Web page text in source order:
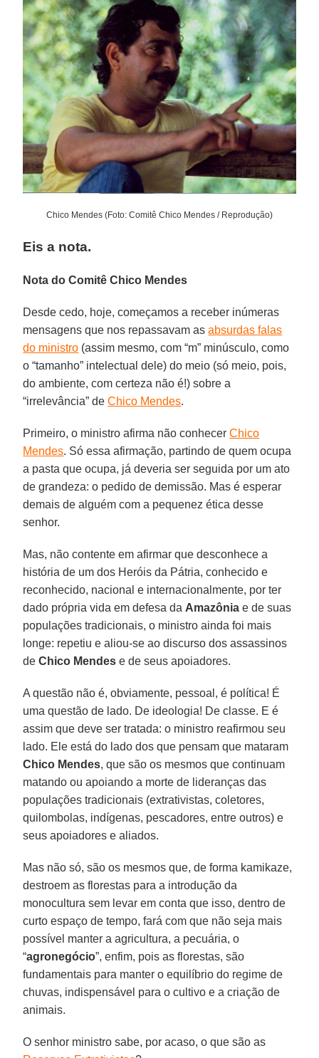
Chico Mendes (Foto: Comitê Chico Mendes / Reprodução)
Eis a nota.
Nota do Comitê Chico Mendes
Desde cedo, hoje, começamos a receber inúmeras
mensagens que nos repassavam asabsurdas falas
do ministro (assim mesmo, com “m” minúsculo, como
o “tamanho” intelectual dele) do meio (só meio, pois,
do ambiente, com certeza não é!) sobre a
“irrelevância” deChico Mendes.
Primeiro, o ministro afirma não conhecerChico
Mendes. Só essa afirmação, partindo de quem ocupa
a pasta que ocupa, já deveria ser seguida por um ato
de grandeza: o pedido de demissão. Mas é esperar
demais de alguém com a pequenez ética desse
senhor.
Mas, não contente em afirmar que desconhece a
história de um dos Heróis da Pátria, conhecido e
reconhecido, nacional e internacionalmente, por ter
dado própria vida em defesa da Amazônia e de suas
populações tradicionais, o ministro ainda foi mais
longe: repetiu e aliou-se ao discurso dos assassinos
deChico Mendes e de seus apoiadores.
A questão não é, obviamente, pessoal, é política! É
uma questão de lado. De ideologia! De classe. E é
assim que deve ser tratada: o ministro reafirmou seu
lado. Ele está do lado dos que pensam que mataram
Chico Mendes, que são os mesmos que continuam
matando ou apoiando a morte de lideranças das
populações tradicionais (extrativistas, coletores,
quilombolas, indígenas, pescadores, entre outros) e
seus apoiadores e aliados.
Mas não só, são os mesmos que, de forma kamikaze,
destroem as florestas para a introdução da
monocultura sem levar em conta que isso, dentro de
curto espaço de tempo, fará com que não seja mais
possível manter a agricultura, a pecuária, o
“agronegócio”, enfim, pois as florestas, são
fundamentais para manter o equilíbrio do regime de
chuvas, indispensável para o cultivo e a criação de
animais.
O senhor ministro sabe, por acaso, o que são as